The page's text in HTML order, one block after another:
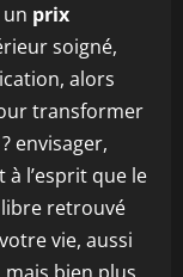
prix
soigné,
alors
transformer
envisager,
l’esprit que le
retrouvé
vie, aussi